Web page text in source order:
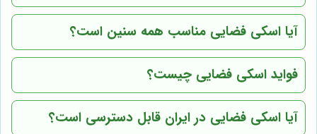
آیا اسکی فضایی مناسب همه سنین است؟
فواید اسکی فضایی چیست؟
آیا اسکی فضایی در ایران قابل دسترسی است؟